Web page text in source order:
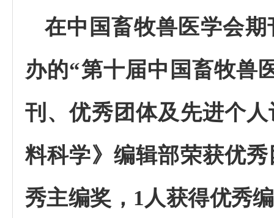
在中国畜牧兽医学会
办的“第十届中国畜牧兽
刊、优秀团体及先进个
料科学》编辑部荣获优
秀主编奖， 1人获得优秀